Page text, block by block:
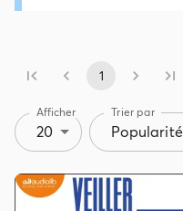
1
Afficher
20
Trier par
Popularité